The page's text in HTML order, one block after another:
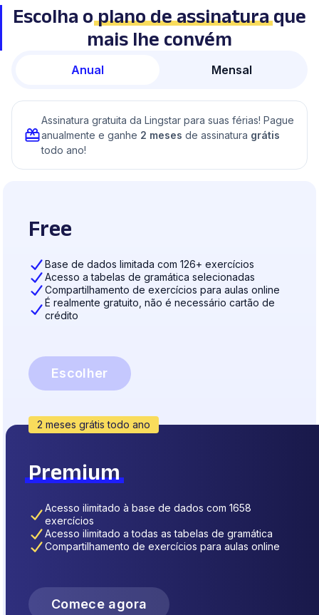
Escolha oplano de assinaturaque
mais lhe convém
Anual Mensal
Assinatura gratuita da Lingstar para suas férias! Pague
anualmente e ganhe 2 meses de assinatura grátis
todo ano!
Free
Base de dados limitada com 126+ exercícios
Acesso a tabelas de gramática selecionadas
Compartilhamento de exercícios para aulas online
É realmente gratuito, não é necessário cartão de
crédito
Escolher
2 meses grátis todo ano
Premium
Acesso ilimitado à base de dados com 1658
exercícios
Acesso ilimitado a todas as tabelas de gramática
Compartilhamento de exercícios para aulas online
Comece agora